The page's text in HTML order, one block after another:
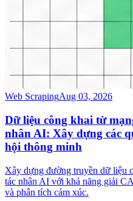
Web ScrapingAug 03, 2026
Dữ liệu công khai từ
nhân AI: Xây dựng các
hội thông minh
Xây dựng đường truyền dữ liệu
tác nhân AI với khả năng giải
và phân tích cảm xúc.